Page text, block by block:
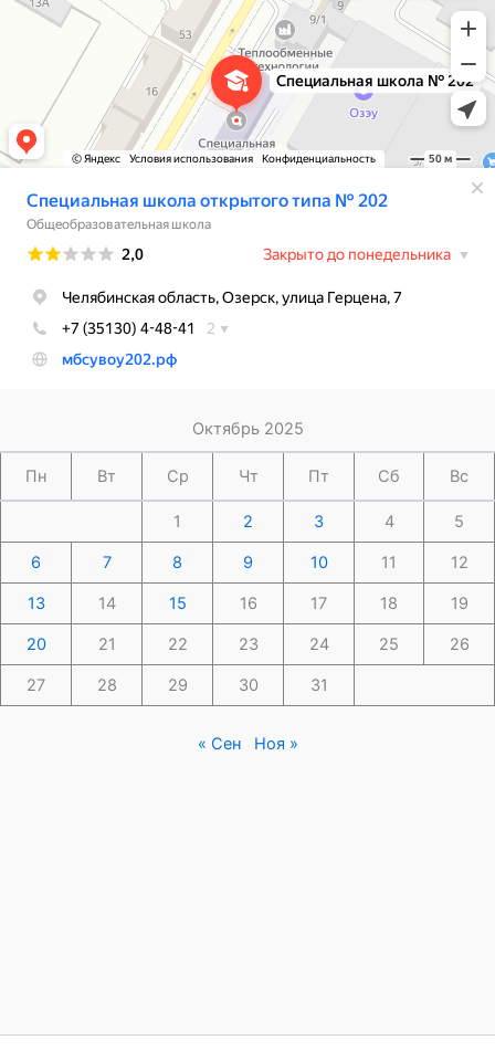
Октябрь 2025
Пн Вт Ср Чт Пт Сб Вс
1 2 3 4 5
6 7 8 9 10 11 12
13 14 15 16 17 18 19
20 21 22 23 24 25 26
27 28 29 30 31
« Сен Ноя »